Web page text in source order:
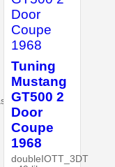
Tuning
Mustang
GT500 2
Door
Coupe
1968
doubleIOTT_3DT